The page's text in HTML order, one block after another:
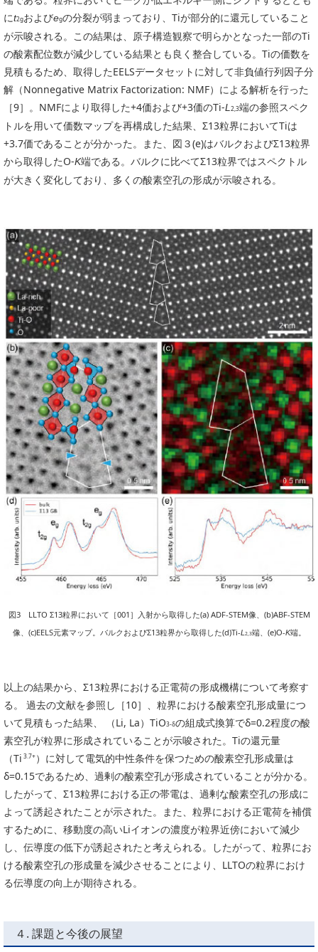
にt2gおよびegの分裂が弱まっており、Tiが部分的に還元していること
が示唆される。この結果は、原子構造観察で明らかとなった一部のTi
の酸素配位数が減少している結果とも良く整合している。Tiの価数を
見積もるため、取得したEELSデータセットに対して非負値行列因子分
解（Nonnegative Matrix Factorization: NMF）による解析を行った
［9］。NMFにより取得した+4価および+3価のTi-L2,3端の参照スペク
トルを用いて価数マップを再構成した結果、Σ13粒界においてTiは
+3.7価であることが分かった。また、図３(e)はバルクおよびΣ13粒界
から取得したO-K端である。バルクに比べてΣ13粒界ではスペクトル
が大きく変化しており、多くの酸素空孔の形成が示唆される。
図3 LLTO Σ13粒界において［001］入射から取得した(a) ADF-STEM像、(b)ABF-STEM
像、(c)EELS元素マップ。バルクおよびΣ13粒界から取得した(d)Ti-L 2,3端、(e)O-K端。
以上の結果から、Σ13粒界における正電荷の形成機構について考察す
る。 過去の文献を参照し［10］、粒界における酸素空孔形成量につ
いて見積もった結果、 （Li, La）TiO3-δの組成式換算でδ=0.2程度の酸
素空孔が粒界に形成されていることが示唆された。Tiの還元量
（Ti 3.7+）に対して電気的中性条件を保つための酸素空孔形成量は
δ=0.15であるため、過剰の酸素空孔が形成されていることが分かる。
したがって、Σ13粒界における正の帯電は、過剰な酸素空孔の形成に
よって誘起されたことが示された。また、粒界における正電荷を補償
するために、移動度の高いLiイオンの濃度が粒界近傍において減少
し、伝導度の低下が誘起されたと考えられる。したがって、粒界にお
ける酸素空孔の形成量を減少させることにより、LLTOの粒界におけ
る伝導度の向上が期待される。
４. 課題と今後の展望